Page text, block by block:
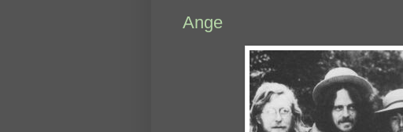
Ange